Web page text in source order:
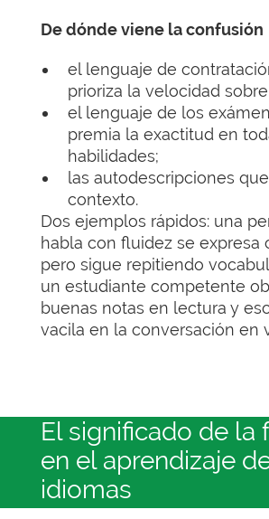
De dónde viene la confusión
el lenguaje de
prioriza la velocidad
el lenguaje de los
premia la exactitud en
habilidades;
las autodescripciones
contexto.
Dos ejemplos rápidos: una
habla con fluidez se expresa
pero sigue repitiendo
un estudiante competente
buenas notas en lectura y
vacila en la conversación en
El significado de la
en el aprendizaje
idiomas